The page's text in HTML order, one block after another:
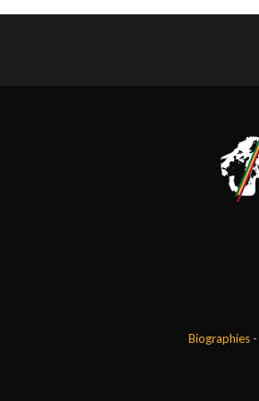
Biographies-